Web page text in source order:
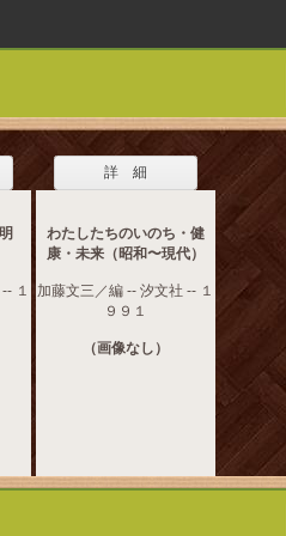
１
詳 細
わたしたちのいのち・健
康・未来（昭和〜現代）
加藤文三／編 -- 汐文社 -- １
９９１
（画像なし）